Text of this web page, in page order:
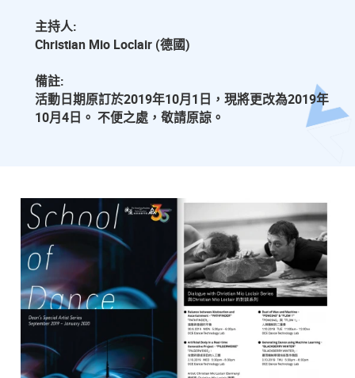
主持人:
Christian Mio Loclair (德國)
備註:
活動日期原訂於2019年10月1日，現將更改為2019年
10月4日。 不便之處，敬請原諒。